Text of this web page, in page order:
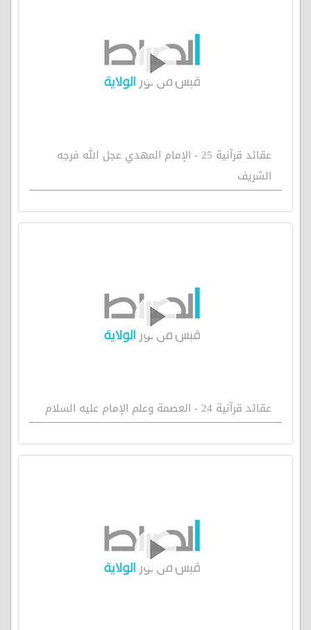
عقائد قرآنية 25 - الإمام المهدي عجل الله فرجه
الشريف
عقائد قرآنية 24 - العصمة وعلم الإمام عليه السلام